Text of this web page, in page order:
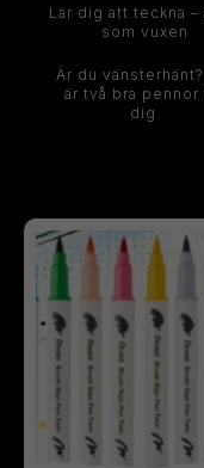
Lär dig att teckna –
som vuxen
Är du
är två bra pennor
dig.